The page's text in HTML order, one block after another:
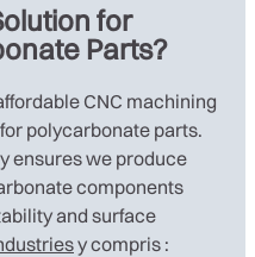
for
Parts?
CNC machining
polycarbonate parts.
ensures we produce
components
and surface
y compris :